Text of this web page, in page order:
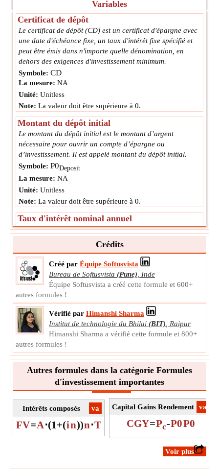
Variables
Certificat de dépôt
Le certificat de dépôt (CD) est un certificat d'épargne avec
une date d'échéance fixe, un taux d'intérêt fixe spécifié et
peut être émis dans n'importe quelle dénomination, en
dehors des exigences d'investissement minimum.
Symbole: CD
La mesure: NA
Unité: Unitless
Note: La valeur doit être supérieure à 0.
Montant du dépôt initial
Le montant du dépôt initial est le montant d’argent
nécessaire pour ouvrir un compte d’épargne ou
d’investissement. Il est appelé montant du dépôt initial.
Symbole: P0Deposit
La mesure: NA
Unité: Unitless
Note: La valeur doit être supérieure à 0.
Taux d'intérêt nominal annuel
Le taux d'intérêt nominal annuel (en décimales) est le taux
d'intérêt périodique multiplié par le nombre de périodes
Symbole:
rAnnual
La mesure:NA
Unité:Unitless
Note:La valeur doit être supérieure à 0.
Périodes composées
Les périodes de composition correspondent au nombre de
fois où la composition se produira au cours d’une période.
Symbole: nc
La mesure:NA
Unité:Unitless
La valeur peut être positive ou négative.
Nombre d'années
Le nombre d'années est la période totale pour laquelle le
certificat de dépôt est établi.
Symbole:
n
Crédits
Créé par Équipe Softusvista
Bureau de Softusvista (Pune), Inde
Équipe Softusvista a créé cette formule et 600+
autres formules !
Vérifié par Himanshi Sharma
Institut de technologie du Bhilai (BIT), Raipur
Himanshi Sharma a vérifié cette formule et 800+
autres formules !
Autres formules dans la catégorie Formules
d'investissement importantes
​va
Intérêts composés
FV=A⋅(1+(in))n⋅T
​va
Capital Gains Rendement
CGY=Pc-P0P0
​Voir plus